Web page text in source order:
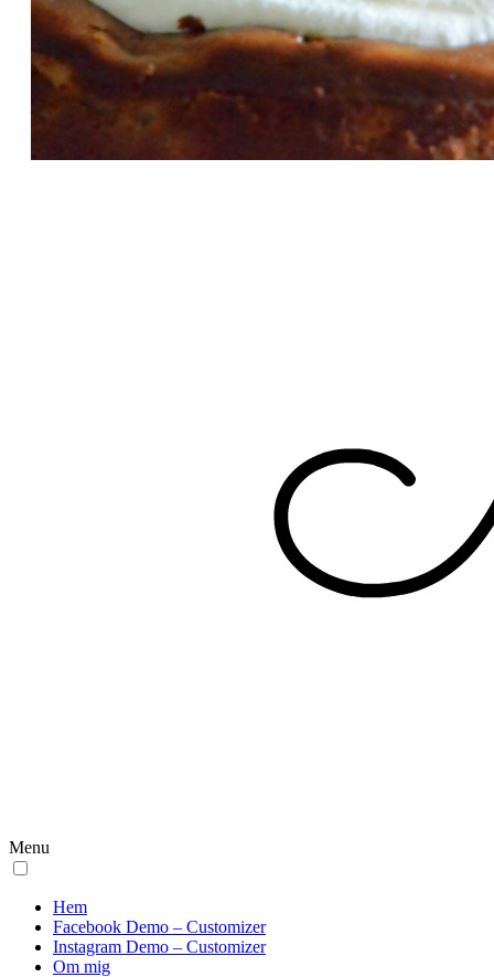
Menu
Hem
Facebook Demo – Customizer
Instagram Demo – Customizer
Om mig